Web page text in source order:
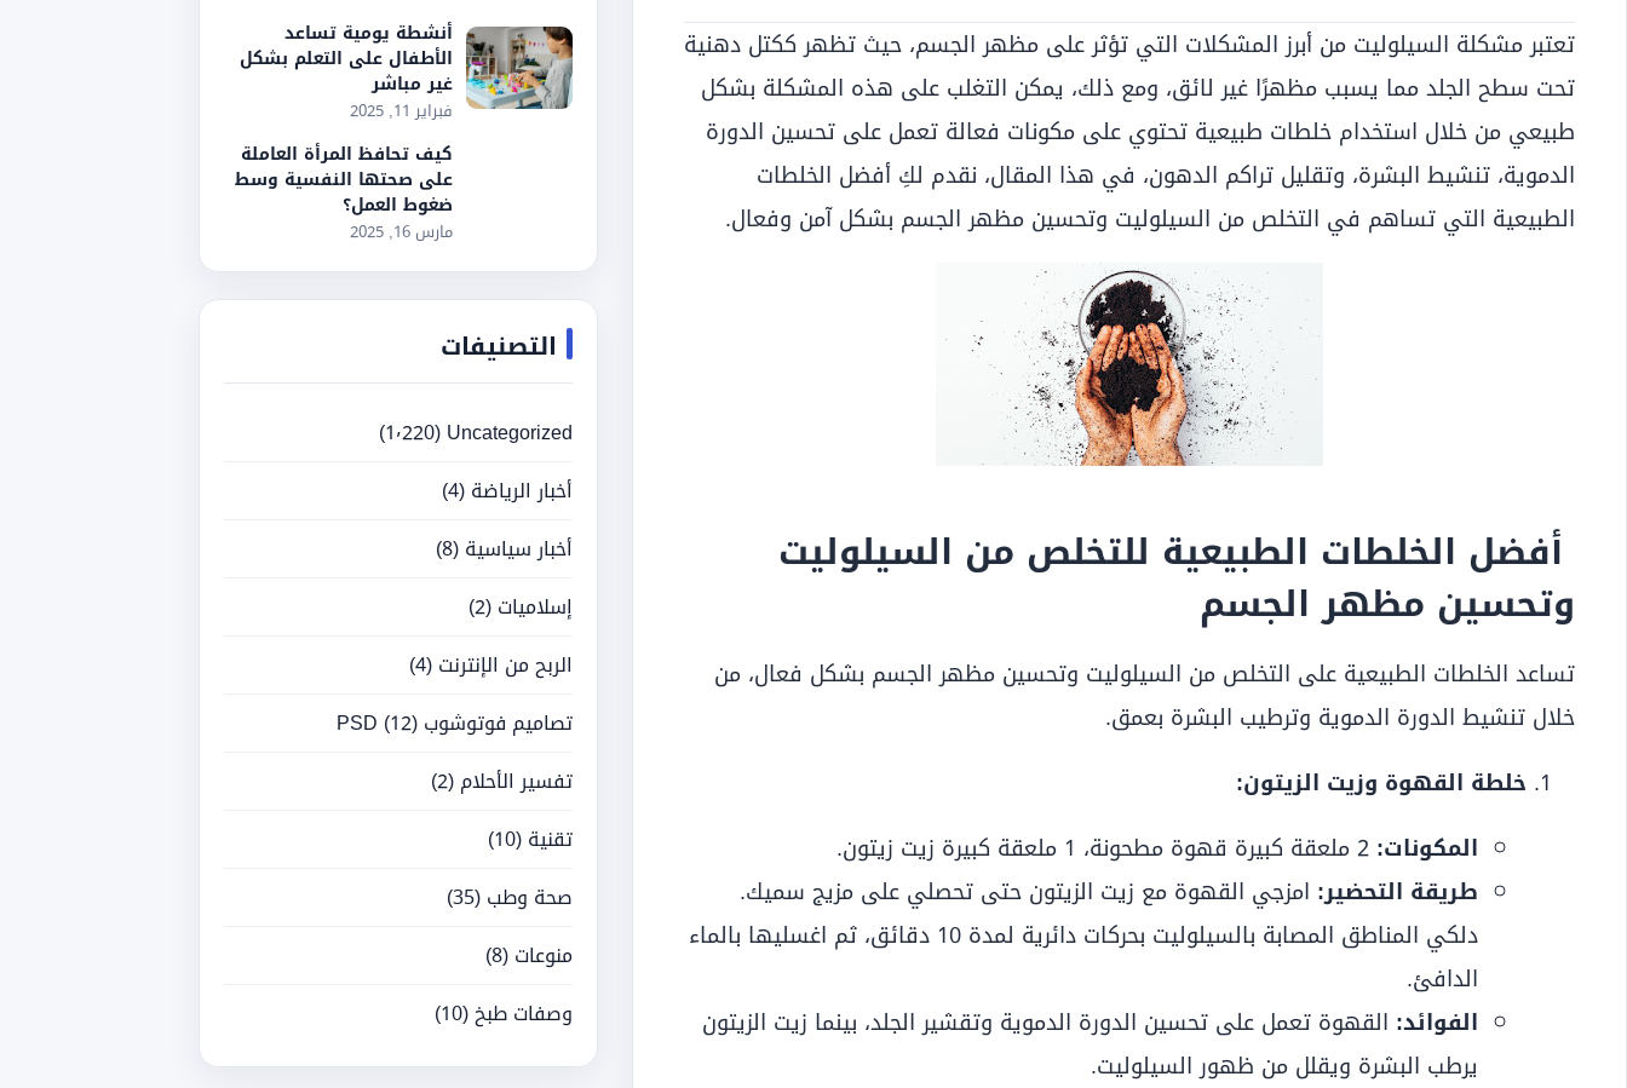
تعتبر مشكلة السيلوليت من أبرز المشكلات التي تؤثر على مظهر الجسم، حيث تظهر ككتل دهنية
تحت سطح الجلد مما يسبب مظهرًا غير لائق، ومع ذلك، يمكن التغلب على هذه المشكلة بشكل
طبيعي من خلال استخدام خلطات طبيعية تحتوي على مكونات فعالة تعمل على تحسين الدورة
الدموية، تنشيط البشرة، وتقليل تراكم الدهون، في هذا المقال، نقدم لكِ أفضل الخلطات
الطبيعية التي تساهم في التخلص من السيلوليت وتحسين مظهر الجسم بشكل آمن وفعال.
أفضل الخلطات الطبيعية للتخلص من السيلوليت
وتحسين مظهر الجسم
تساعد الخلطات الطبيعية على التخلص من السيلوليت وتحسين مظهر الجسم بشكل فعال، من
خلال تنشيط الدورة الدموية وترطيب البشرة بعمق.
خلطة القهوة وزيت الزيتون:
المكونات:
طريقة التحضير: امزجي القهوة مع زيت الزيتون حتى تحصلي على مزيج سميك.
دلكي المناطق المصابة بالسيلوليت بحركات دائرية لمدة 10 دقائق، ثم اغسليها بالماء
الدافئ.
الفوائد: القهوة تعمل على تحسين الدورة الدموية وتقشير الجلد، بينما زيت الزيتون
يرطب البشرة ويقلل من ظهور السيلوليت.
أنشطة يومية تساعد
الأطفال على التعلم بشكل
غير مباشر
فبراير 11, 2025
كيف تحافظ المرأة العاملة
على صحتها النفسية وسط
ضغوط العمل؟
مارس 16, 2025
التصنيفات
Uncategorized(1٬220)
أخبار الرياضة(4)
أخبار سياسية(8)
إسلاميات(2)
الربح من الإنترنت(4)
تصاميم فوتوشوب PSD(12)
تفسير الأحلام(2)
تقنية(10)
صحة وطب(35)
منوعات(8)
وصفات طبخ(10)